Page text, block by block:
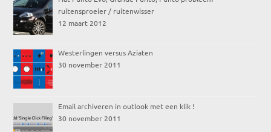
ruitensproeier / ruitenwisser
12 maart 2012
Westerlingen versus Aziaten
30 november 2011
Email archiveren in outlook met een klik !
30 november 2011